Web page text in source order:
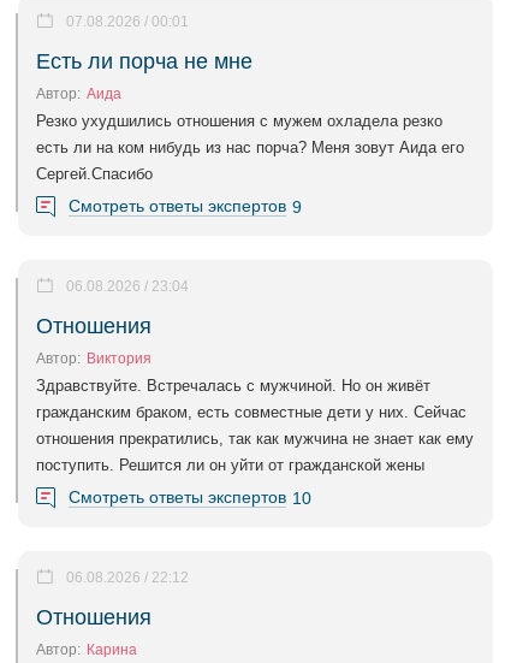
Есть ли порча не мне
07.08.2026 / 00:01
Автор: Аида
Резко ухудшились отношения с мужем охладела резко
есть ли на ком нибудь из нас порча? Меня зовут Аида его
Сергей.Спасибо
Смотреть ответы экспертов 9
Отношения
06.08.2026 / 23:04
Автор: Виктория
Здравствуйте. Встречалась с мужчиной. Но он живёт
гражданским браком, есть совместные дети у них. Сейчас
отношения прекратились, так как мужчина не знает как ему
поступить. Решится ли он уйти от гражданской жены
Смотреть ответы экспертов 10
Отношения
06.08.2026 / 22:12
Автор: Карина